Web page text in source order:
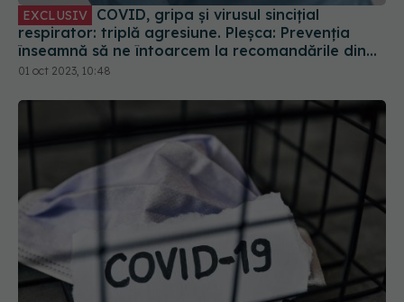
Numărul cazurilor de COVID 19 scade, dar
reinfectările continuă să crească. Ce trebuie să
știi
23 sep 2025, 16:30